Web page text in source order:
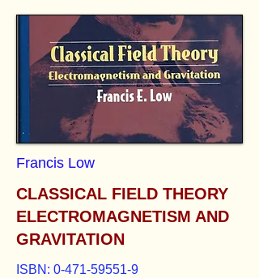
Francis Low
CLASSICAL FIELD THEORY
ELECTROMAGNETISM AND
GRAVITATION
ISBN: 0-471-59551-9